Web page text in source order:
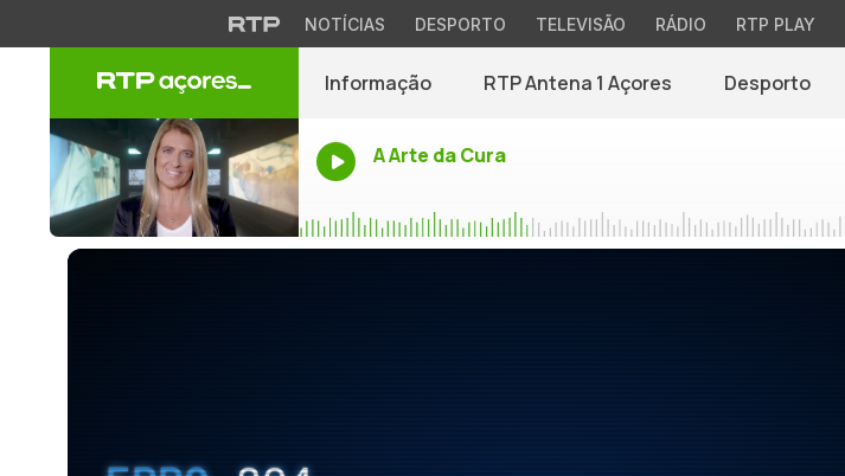
NOTÍCIAS DESPORTO TELEVISÃO RÁDIO RTP PLAY
Informação RTP Antena 1 Açores Desporto
A Arte da Cura